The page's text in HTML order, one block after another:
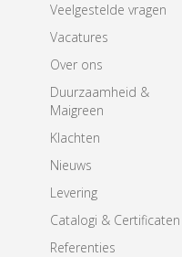
Veelgestelde vragen
Vacatures
Over ons
Duurzaamheid &
Maigreen
Klachten
Nieuws
Levering
Catalogi & Certificaten
Referenties